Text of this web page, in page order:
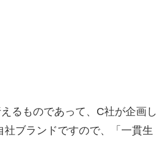
るものであって、C社が企画し
ブランドですので、「一貫生